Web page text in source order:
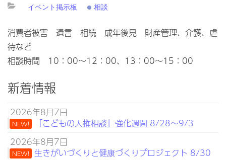
イベント掲示板 相談
消費者被害 遺言 相続 成年後見 財産管理、介護、虐
待など
相談時間 10：00～12：00、13：00～15：00
新着情報
2026年8月7日
NEW!
「こどもの人権相談」強化週間 8/28～9/3
2026年8月7日
NEW! 生きがいづくりと健康づくりプロジェクト 8/30